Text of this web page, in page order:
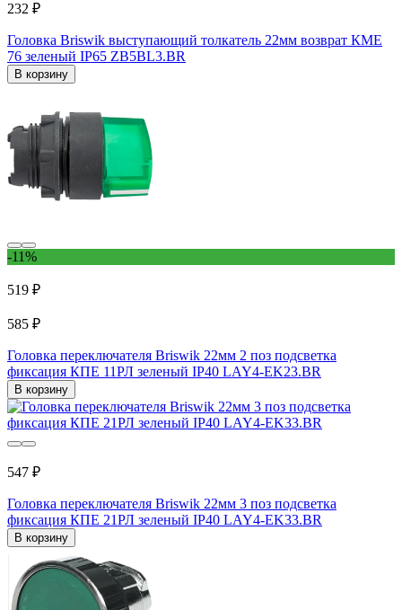
232 ₽
Головка Briswik выступающий толкатель 22мм возврат КМЕ
76 зеленый IP65 ZB5BL3.BR
В корзину
-11%
519 ₽
585 ₽
Головка переключателя Briswik 22мм 2 поз подсветка
фиксация КПЕ 11РЛ зеленый IP40 LAY4-EK23.BR
В корзину
547 ₽
Головка переключателя Briswik 22мм 3 поз подсветка
фиксация КПЕ 21РЛ зеленый IP40 LAY4-EK33.BR
В корзину